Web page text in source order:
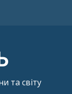
та світу